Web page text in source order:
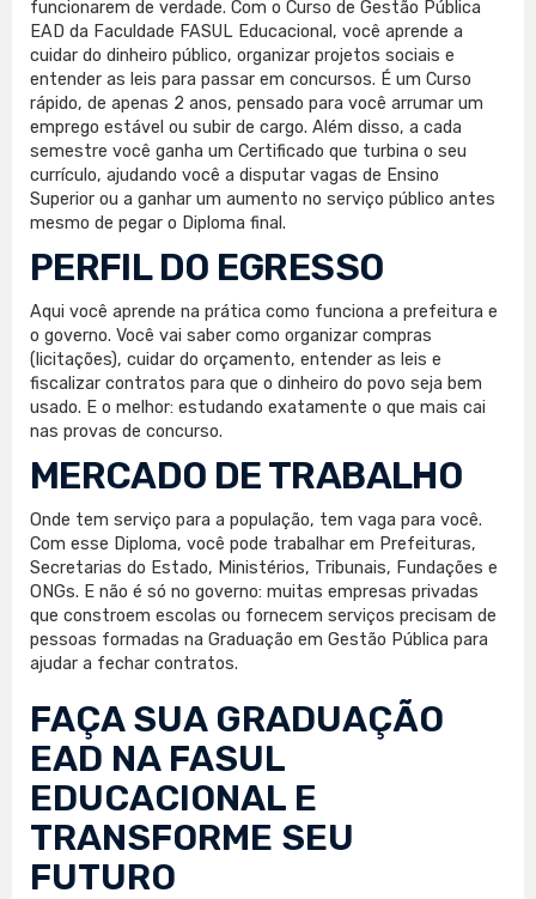
funcionarem de verdade. Com o Curso de Gestão Pública
EAD da Faculdade FASUL Educacional, você aprende a
cuidar do dinheiro público, organizar projetos sociais e
entender as leis para passar em concursos. É um Curso
rápido, de apenas 2 anos, pensado para você arrumar um
emprego estável ou subir de cargo. Além disso, a cada
semestre você ganha um Certificado que turbina o seu
currículo, ajudando você a disputar vagas de Ensino
Superior ou a ganhar um aumento no serviço público antes
mesmo de pegar o Diploma final.
PERFIL DO EGRESSO
Aqui você aprende na prática como funciona a prefeitura e
o governo. Você vai saber como organizar compras
(licitações), cuidar do orçamento, entender as leis e
fiscalizar contratos para que o dinheiro do povo seja bem
usado. E o melhor: estudando exatamente o que mais cai
nas provas de concurso.
MERCADO DE TRABALHO
Onde tem serviço para a população, tem vaga para você.
Com esse Diploma, você pode trabalhar em Prefeituras,
Secretarias do Estado, Ministérios, Tribunais, Fundações e
ONGs. E não é só no governo: muitas empresas privadas
que constroem escolas ou fornecem serviços precisam de
pessoas formadas na Graduação em Gestão Pública para
ajudar a fechar contratos.
FAÇA SUA GRADUAÇÃO
EAD NA FASUL
EDUCACIONAL E
TRANSFORME SEU
FUTURO